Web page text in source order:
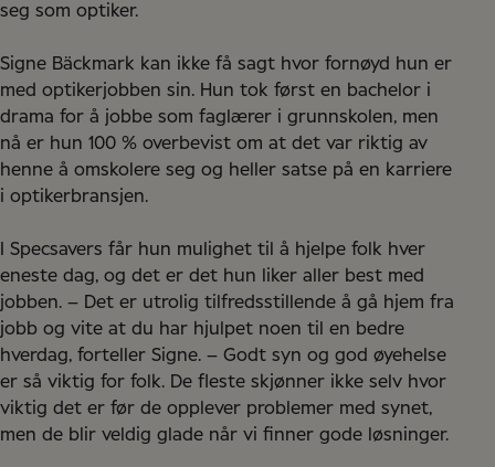
seg som optiker.
Signe Bäckmark kan ikke få sagt hvor fornøyd hun er
med optikerjobben sin. Hun tok først en bachelor i
drama for å jobbe som faglærer i grunnskolen, men
nå er hun 100 % overbevist om at det var riktig av
henne å omskolere seg og heller satse på en karriere
i optikerbransjen.
I Specsavers får hun mulighet til å hjelpe folk hver
eneste dag, og det er det hun liker aller best med
jobben. – Det er utrolig tilfredsstillende å gå hjem fra
jobb og vite at du har hjulpet noen til en bedre
hverdag, forteller Signe. – Godt syn og god øyehelse
er så viktig for folk. De fleste skjønner ikke selv hvor
viktig det er før de opplever problemer med synet,
men de blir veldig glade når vi finner gode løsninger.